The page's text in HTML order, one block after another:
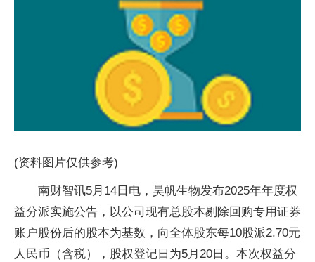
(资料图片仅供参考)
南财智讯5月14日电，昊帆生物发布2025年年度权
益分派实施公告，以公司现有总股本剔除回购专用证券
账户股份后的股本为基数，向全体股东每10股派2.70元
人民币（含税），股权登记日为5月20日。本次权益分